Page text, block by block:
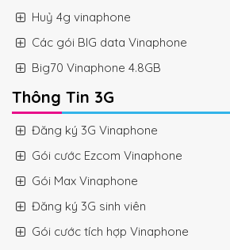
Huỷ 4g vinaphone
Các gói BIG data Vinaphone
Big70 Vinaphone 4.8GB
Thông Tin 3G
Đăng ký 3G Vinaphone
Gói cước Ezcom Vinaphone
Gói Max Vinaphone
Đăng ký 3G sinh viên
Gói cước tích hợp Vinaphone